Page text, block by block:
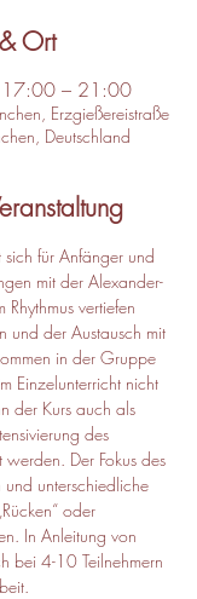
Ort
– 21:00
Erzgießereistraße
Deutschland
für Anfänger und
mit der Alexander-
vertiefen
und der Austausch mit
in der Gruppe
Einzelunterricht nicht
der Kurs auch als
des
werden. Der Fokus des
unterschiedliche
oder
In Anleitung von
bei 4-10 Teilnehmern